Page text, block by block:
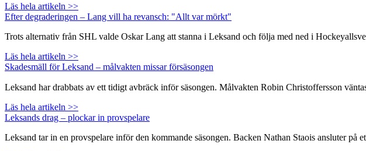
Läs hela artikeln >>
Efter degraderingen – Lang vill ha revansch: "Allt var mörkt"
Trots alternativ från SHL valde Oskar Lang att stanna i Leksand och följa med ned i
Läs hela artikeln >>
Skadesmäll för Leksand – målvakten missar försäsongen
Leksand har drabbats av ett tidigt avbräck inför säsongen. Målvakten Robin Christoffersson
Läs hela artikeln >>
Leksands drag – plockar in provspelare
Leksand tar in en provspelare inför den kommande säsongen. Backen Nathan Staois ansluter